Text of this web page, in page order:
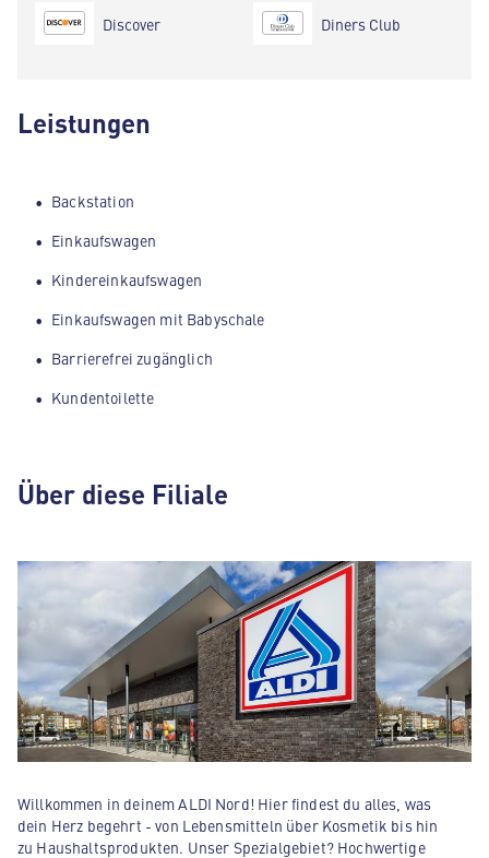
Discover Diners Club
Leistungen
Backstation
Einkaufswagen
Kindereinkaufswagen
Einkaufswagen mit Babyschale
Barrierefrei zugänglich
Kundentoilette
Über diese Filiale
Willkommen in deinem ALDI Nord! Hier findest du alles, was
dein Herz begehrt - von Lebensmitteln über Kosmetik bis hin
zu Haushaltsprodukten. Unser Spezialgebiet? Hochwertige